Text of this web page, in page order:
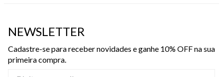
NEWSLETTER
Cadastre-se para receber novidades e ganhe 10% OFF na sua
primeira compra.